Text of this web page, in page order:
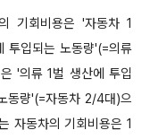
기회비용은 '자동차 1
투입되는 노동량'(=의류
'의류 1벌 생산에 투입
동량'(=자동차 2/4대)으
자동차의 기회비용은 1